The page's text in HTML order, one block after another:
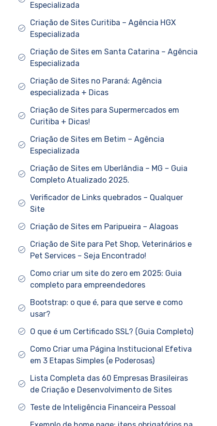
Especializada
Criação de Sites Curitiba – Agência HGX
Especializada
Criação de Sites em Santa Catarina – Agência
Especializada
Criação de Sites no Paraná: Agência
especializada + Dicas
Criação de Sites para Supermercados em
Curitiba + Dicas!
Criação de Sites em Betim – Agência
Especializada
Criação de Sites em Uberlândia – MG – Guia
Completo Atualizado 2025.
Verificador de Links quebrados – Qualquer
Site
Criação de Sites em Paripueira – Alagoas
Criação de Site para Pet Shop, Veterinários e
Pet Services – Seja Encontrado!
Como criar um site do zero em 2025: Guia
completo para empreendedores
Bootstrap: o que é, para que serve e como
usar?
O que é um Certificado SSL? (Guia Completo)
Como Criar uma Página Institucional Efetiva
em 3 Etapas Simples (e Poderosas)
Lista Completa das 60 Empresas Brasileiras
de Criação e Desenvolvimento de Sites
Teste de Inteligência Financeira Pessoal